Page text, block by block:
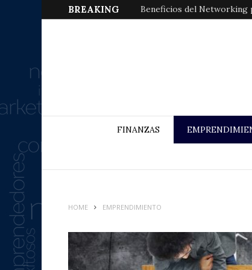
BREAKING Beneficios del Networking
FINANZAS
HOME EMPRENDIMIENTO